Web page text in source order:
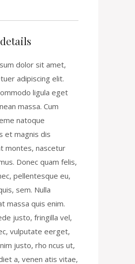
dolor sit amet,
adipiscing elit.
ligula eget
massa. Cum
natoque
et magnis dis
montes, nascetur
Donec quam felis,
pellentesque eu,
sem. Nulla
massa quis enim.
justo, fringilla vel,
vulputate eerget,
justo, rho ncus ut,
a, venen atis vitae,